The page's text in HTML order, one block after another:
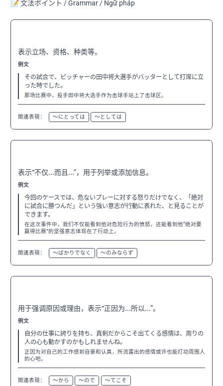
📝 文法ポイント / Grammar / Ngữ pháp
表示立场、资格、种类等。
例文
その試合で、ピッチャーの田中将大選手がバッターとして打席に立
った時でした。
那场比赛中，投手田中将大选手作为击球手站上了击球区。
関連表現： 〜にとっては 〜としては
表示“不仅...而且...”，用于列举或添加信息。
例文
今回のケースでは、危ないプレーに対する怒りだけでなく、「絶対
に試合に勝つんだ」という強い意志が行動に表れた、と見ることが
できます。
在这次事件中，我们不仅能看到他对危险行为的愤怒，还能看到他“绝对要
赢得比赛”的坚强意志体现在了行动上。
関連表現： 〜ばかりでなく 〜のみならず
用于强调原因或理由，表示“正因为...所以...”。
例文
自分の仕事に誇りを持ち、真剣だからこそ出てくる感情は、周りの
人の心も動かすのかもしれませんね。
正因为对自己的工作感到自豪和认真，所流露出的感情或许也能打动周围人
的心吧。
関連表現： 〜から 〜ので 〜てこそ